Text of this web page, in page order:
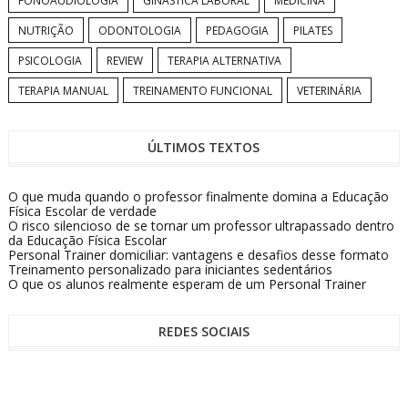
NUTRIÇÃO
ODONTOLOGIA PEDAGOGIA
PILATES
PSICOLOGIA
REVIEW
TERAPIA ALTERNATIVA
TERAPIA MANUAL
TREINAMENTO FUNCIONAL VETERINÁRIA
ÚLTIMOS TEXTOS
O que muda quando o professor finalmente domina a Educação
Física Escolar de verdade
O risco silencioso de se tornar um professor ultrapassado dentro
da Educação Física Escolar
Personal Trainer domiciliar: vantagens e desafios desse formato
Treinamento personalizado para iniciantes sedentários
O que os alunos realmente esperam de um Personal Trainer
REDES SOCIAIS